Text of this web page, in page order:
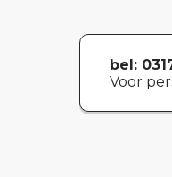
bel:
Voor